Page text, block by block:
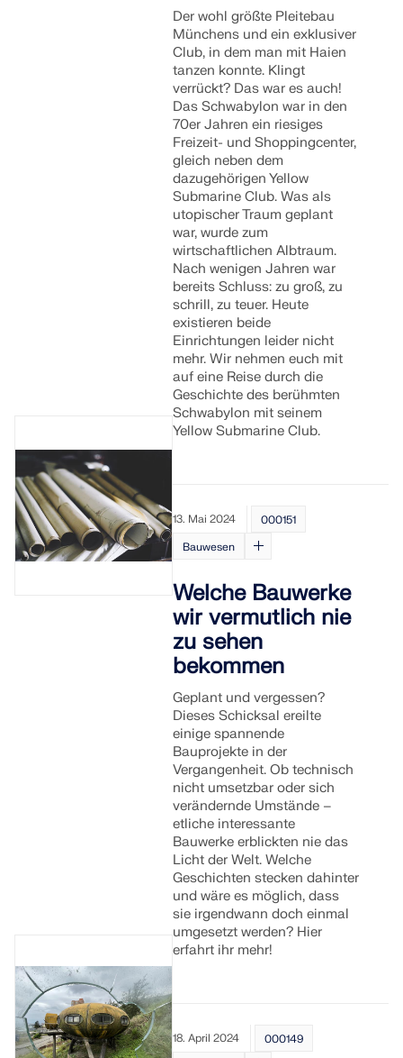
Der wohl größte Pleitebau
Münchens und ein exklusiver
Club, in dem man mit Haien
tanzen konnte. Klingt
verrückt? Das war es auch!
Das Schwabylon war in den
70er Jahren ein riesiges
Freizeit- und Shoppingcenter,
gleich neben dem
dazugehörigen Yellow
Submarine Club. Was als
utopischer Traum geplant
war, wurde zum
wirtschaftlichen Albtraum.
Nach wenigen Jahren war
bereits Schluss: zu groß, zu
schrill, zu teuer. Heute
existieren beide
Einrichtungen leider nicht
mehr. Wir nehmen euch mit
auf eine Reise durch die
Geschichte des berühmten
Schwabylon mit seinem
Yellow Submarine Club.
13. Mai 2024
000151
Bauwesen
Welche Bauwerke
wir vermutlich nie
zu sehen
bekommen
Geplant und vergessen?
Dieses Schicksal ereilte
einige spannende
Bauprojekte in der
Vergangenheit. Ob technisch
nicht umsetzbar oder sich
verändernde Umstände –
etliche interessante
Bauwerke erblickten nie das
Licht der Welt. Welche
Geschichten stecken dahinter
und wäre es möglich, dass
sie irgendwann doch einmal
umgesetzt werden? Hier
erfahrt ihr mehr!
18. April 2024
000149